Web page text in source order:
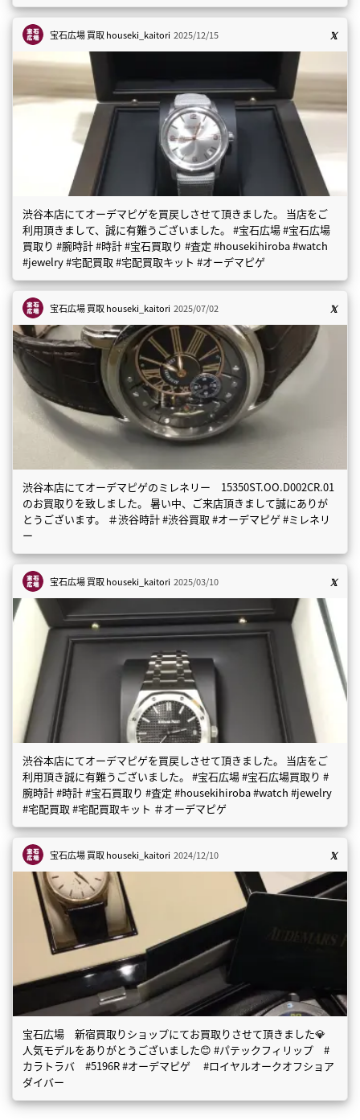
宝石広場 買取houseki_kaitori 2025/12/15
渋谷本店にてオーデマピゲを買戻しさせて頂きました。 当店をご
利用頂きまして、誠に有難うございました。 #宝石広場 #宝石広場
買取り #腕時計 #時計 #宝石買取り #査定 #housekihiroba #watch
#jewelry #宅配買取 #宅配買取キット #オーデマピゲ
宝石広場 買取houseki_kaitori 2025/07/02
渋谷本店にてオーデマピゲのミレネリー 15350ST.OO.D002CR.01
のお買取りを致しました。 暑い中、ご来店頂きまして誠にありが
とうございます。 ＃渋谷時計 #渋谷買取 #オーデマピゲ #ミレネリ
ー
宝石広場 買取houseki_kaitori 2025/03/10
渋谷本店にてオーデマピゲを買戻しさせて頂きました。 当店をご
利用頂き誠に有難うございました。 #宝石広場 #宝石広場買取り #
腕時計 #時計 #宝石買取り #査定 #housekihiroba #watch #jewelry
#宅配買取 #宅配買取キット ＃オーデマピゲ
宝石広場 買取houseki_kaitori 2024/12/10
宝石広場 新宿買取りショップにてお買取りさせて頂きました💎
人気モデルをありがとうございました😊 #パテックフィリップ #
カラトラバ #5196R #オーデマピゲ #ロイヤルオークオフショア
ダイバー